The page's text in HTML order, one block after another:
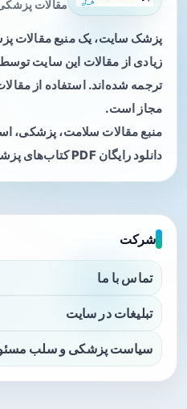
مقالات
پزشک سایت، یک منبع
زیادی از مقالات این سایت
ترجمه شده‌اند. استفاده از
مجاز است.
منبع مقالات سلامت، پزشکی،
دانلود رایگان PDF کتاب‌های پزشکی.
شرکت
تماس با ما
تبلیغات در سایت
سیاست پزشکی و سلب